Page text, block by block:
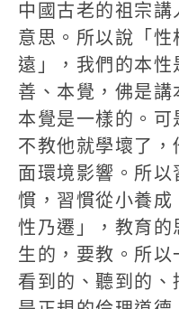
中國古老的祖宗講
意思。所以說「性
遠」，我們的本性
善、本覺，佛是講
本覺是一樣的。可
不教他就學壞了，
面環境影響。所以
慣，習慣從小養成
性乃遷」，教育的
生的，要教。所以
看到的、聽到的、